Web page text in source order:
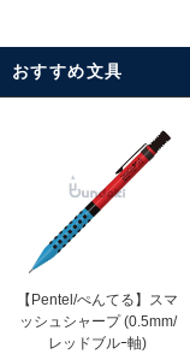
おすすめ文具
【Pentel/ぺんてる】スマ
ッシュシャープ (0.5mm/
レッドブルｰ軸)